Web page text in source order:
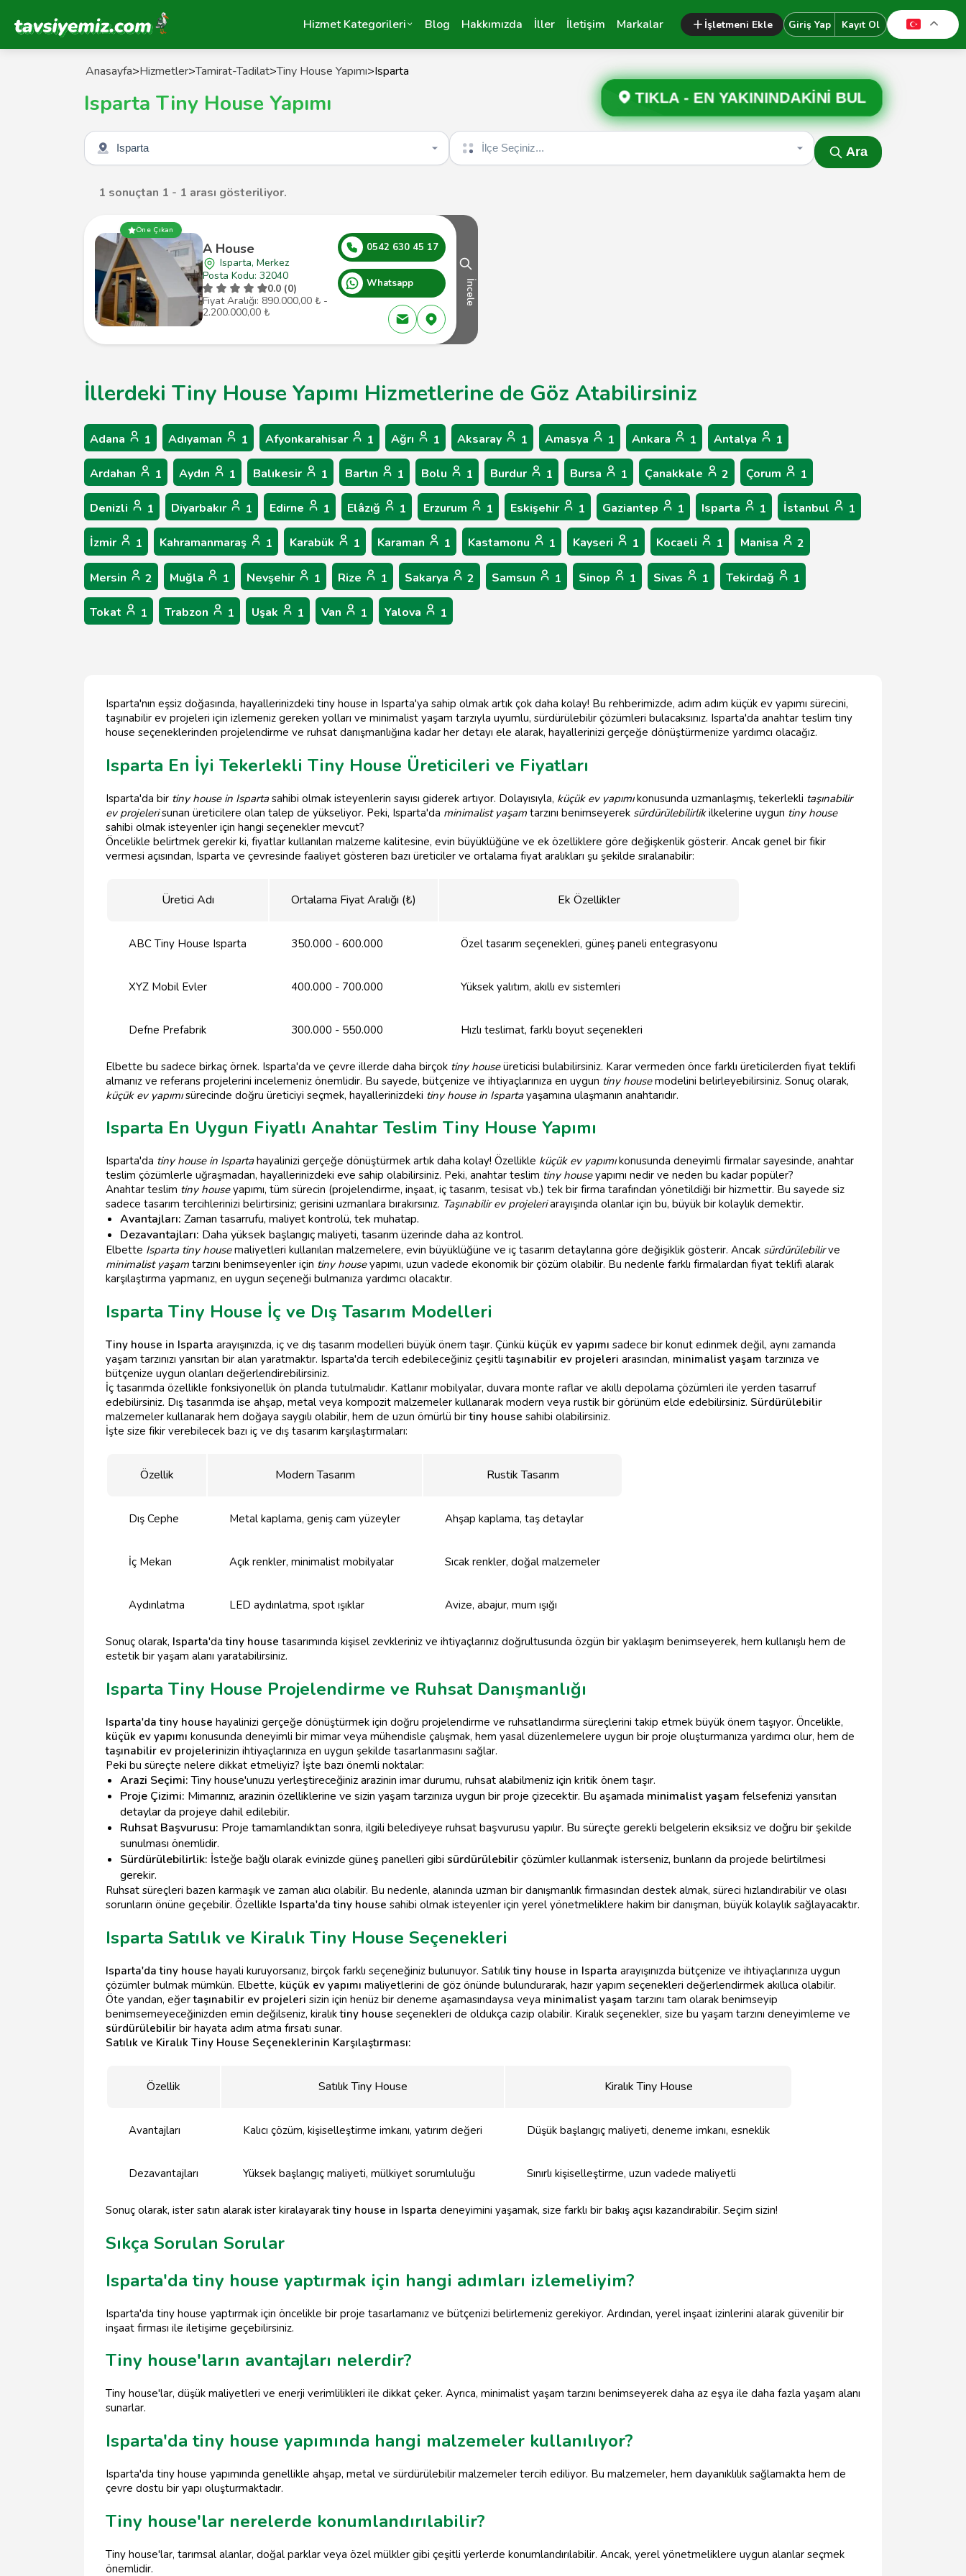
Tavsiyemiz Anasayfa Hizmet Kategorileri Blog Hakkımızda İller İletişim Markalar İşletmeni Ekle Giriş Yap Kayıt Ol
Anasayfa>Hizmetler>Tamirat-Tadilat>Tiny House Yapımı>Isparta
Isparta Tiny House Yapımı TIKLA - EN YAKININDAKİNİ BUL
Şehir seçin İlçe seçin
Ara
1 sonuçtan 1 - 1 arası gösteriliyor.
Öne Çıkan
A House
Isparta, Merkez
Posta Kodu: 32040
0.0 (0)
Fiyat Aralığı: 890.000,00 ₺ -
2.200.000,00 ₺
0542 630 45 17
Whatsapp İncele
İllerdeki Tiny House Yapımı Hizmetlerine de Göz Atabilirsiniz
Adana 1 Adıyaman 1 Afyonkarahisar 1 Ağrı 1 Aksaray 1 Amasya 1 Ankara 1 Antalya 1
Ardahan 1 Aydın 1 Balıkesir 1 Bartın 1 Bolu 1 Burdur 1 Bursa 1 Çanakkale 2 Çorum 1
Denizli 1 Diyarbakır 1 Edirne 1 Elâzığ 1 Erzurum 1 Eskişehir 1 Gaziantep 1 Isparta 1 İstanbul 1
İzmir 1 Kahramanmaraş 1 Karabük 1 Karaman 1 Kastamonu 1 Kayseri 1 Kocaeli 1 Manisa 2
Mersin 2 Muğla 1 Nevşehir 1 Rize 1 Sakarya 2 Samsun 1 Sinop 1 Sivas 1 Tekirdağ 1
Tokat 1 Trabzon 1 Uşak 1 Van 1 Yalova 1
Isparta'nın eşsiz doğasında, hayallerinizdeki tiny house in Isparta'ya sahip olmak artık çok daha kolay! Bu rehberimizde, adım adım küçük ev yapımı sürecini,
taşınabilir ev projeleri için izlemeniz gereken yolları ve minimalist yaşam tarzıyla uyumlu, sürdürülebilir çözümleri bulacaksınız. Isparta'da anahtar teslim tiny
house seçeneklerinden projelendirme ve ruhsat danışmanlığına kadar her detayı ele alarak, hayallerinizi gerçeğe dönüştürmenize yardımcı olacağız.
Isparta En İyi Tekerlekli Tiny House Üreticileri ve Fiyatları
Isparta'da bir tiny house in Ispartasahibi olmak isteyenlerin sayısı giderek artıyor. Dolayısıyla, küçük ev yapımıkonusunda uzmanlaşmış, tekerlekli taşınabilir
ev projelerisunan üreticilere olan talep de yükseliyor. Peki, Isparta'da minimalist yaşam tarzını benimseyerek sürdürülebilirlikilkelerine uygun tiny house
sahibi olmak isteyenler için hangi seçenekler mevcut?
Öncelikle belirtmek gerekir ki, fiyatlar kullanılan malzeme kalitesine, evin büyüklüğüne ve ek özelliklere göre değişkenlik gösterir. Ancak genel bir fikir
vermesi açısından, Isparta ve çevresinde faaliyet gösteren bazı üreticiler ve ortalama fiyat aralıkları şu şekilde sıralanabilir:
Üretici Adı Ortalama Fiyat Aralığı (₺) Ek Özellikler
ABC Tiny House Isparta 350.000 - 600.000 Özel tasarım seçenekleri, güneş paneli entegrasyonu
XYZ Mobil Evler 400.000 - 700.000 Yüksek yalıtım, akıllı ev sistemleri
Defne Prefabrik 300.000 - 550.000 Hızlı teslimat, farklı boyut seçenekleri
Elbette bu sadece birkaç örnek. Isparta'da ve çevre illerde daha birçok tiny houseüreticisi bulabilirsiniz. Karar vermeden önce farklı üreticilerden fiyat teklifi
almanız ve referans projelerini incelemeniz önemlidir. Bu sayede, bütçenize ve ihtiyaçlarınıza en uygun tiny housemodelini belirleyebilirsiniz. Sonuç olarak,
küçük ev yapımısürecinde doğru üreticiyi seçmek, hayallerinizdeki tiny house in Ispartayaşamına ulaşmanın anahtarıdır.
Isparta En Uygun Fiyatlı Anahtar Teslim Tiny House Yapımı
Isparta'da tiny house in Ispartahayalinizi gerçeğe dönüştürmek artık daha kolay! Özellikle küçük ev yapımıkonusunda deneyimli firmalar sayesinde, anahtar
teslim çözümlerle uğraşmadan, hayallerinizdeki eve sahip olabilirsiniz. Peki, anahtar teslim tiny houseyapımı nedir ve neden bu kadar popüler?
Anahtar teslim tiny houseyapımı, tüm sürecin (projelendirme, inşaat, iç tasarım, tesisat vb.) tek bir firma tarafından yönetildiği bir hizmettir. Bu sayede siz
sadece tasarım tercihlerinizi belirtirsiniz; gerisini uzmanlara bırakırsınız. Taşınabilir ev projeleriarayışında olanlar için bu, büyük bir kolaylık demektir.
Avantajları: Zaman tasarrufu, maliyet kontrolü, tek muhatap.
Dezavantajları: Daha yüksek başlangıç maliyeti, tasarım üzerinde daha az kontrol.
Elbette Isparta tiny housemaliyetleri kullanılan malzemelere, evin büyüklüğüne ve iç tasarım detaylarına göre değişiklik gösterir. Ancak sürdürülebilirve
minimalist yaşam tarzını benimseyenler için tiny houseyapımı, uzun vadede ekonomik bir çözüm olabilir. Bu nedenle farklı firmalardan fiyat teklifi alarak
karşılaştırma yapmanız, en uygun seçeneği bulmanıza yardımcı olacaktır.
Isparta Tiny House İç ve Dış Tasarım Modelleri
Tiny house in Isparta arayışınızda, iç ve dış tasarım modelleri büyük önem taşır. Çünkü küçük ev yapımı sadece bir konut edinmek değil, aynı zamanda
yaşam tarzınızı yansıtan bir alan yaratmaktır. Isparta'da tercih edebileceğiniz çeşitlitaşınabilir ev projeleri arasından, minimalist yaşam tarzınıza ve
bütçenize uygun olanları değerlendirebilirsiniz.
İç tasarımda özellikle fonksiyonellik ön planda tutulmalıdır. Katlanır mobilyalar, duvara monte raflar ve akıllı depolama çözümleri ile yerden tasarruf
edebilirsiniz. Dış tasarımda ise ahşap, metal veya kompozit malzemeler kullanarak modern veya rustik bir görünüm elde edebilirsiniz. Sürdürülebilir
malzemeler kullanarak hem doğaya saygılı olabilir, hem de uzun ömürlü birtiny house sahibi olabilirsiniz.
İşte size fikir verebilecek bazı iç ve dış tasarım karşılaştırmaları:
Özellik Modern Tasarım Rustik Tasarım
Dış Cephe Metal kaplama, geniş cam yüzeyler Ahşap kaplama, taş detaylar
İç Mekan Açık renkler, minimalist mobilyalar Sıcak renkler, doğal malzemeler
Aydınlatma LED aydınlatma, spot ışıklar Avize, abajur, mum ışığı
Sonuç olarak, Isparta'datiny house tasarımında kişisel zevkleriniz ve ihtiyaçlarınız doğrultusunda özgün bir yaklaşım benimseyerek, hem kullanışlı hem de
estetik bir yaşam alanı yaratabilirsiniz.
Isparta Tiny House Projelendirme ve Ruhsat Danışmanlığı
Isparta'da tiny house hayalinizi gerçeğe dönüştürmek için doğru projelendirme ve ruhsatlandırma süreçlerini takip etmek büyük önem taşıyor. Öncelikle,
küçük ev yapımı konusunda deneyimli bir mimar veya mühendisle çalışmak, hem yasal düzenlemelere uygun bir proje oluşturmanıza yardımcı olur, hem de
taşınabilir ev projelerinizin ihtiyaçlarınıza en uygun şekilde tasarlanmasını sağlar.
Peki bu süreçte nelere dikkat etmeliyiz? İşte bazı önemli noktalar:
Arazi Seçimi:Tiny house'unuzu yerleştireceğiniz arazinin imar durumu, ruhsat alabilmeniz için kritik önem taşır.
Proje Çizimi: Mimarınız, arazinin özelliklerine ve sizin yaşam tarzınıza uygun bir proje çizecektir. Bu aşamada minimalist yaşam felsefenizi yansıtan
detaylar da projeye dahil edilebilir.
Ruhsat Başvurusu: Proje tamamlandıktan sonra, ilgili belediyeye ruhsat başvurusu yapılır. Bu süreçte gerekli belgelerin eksiksiz ve doğru bir şekilde
sunulması önemlidir.
Sürdürülebilirlik: İsteğe bağlı olarak evinizde güneş panelleri gibi sürdürülebilirçözümler kullanmak isterseniz, bunların da projede belirtilmesi
gerekir.
Ruhsat süreçleri bazen karmaşık ve zaman alıcı olabilir. Bu nedenle, alanında uzman bir danışmanlık firmasından destek almak, süreci hızlandırabilir ve olası
sorunların önüne geçebilir. Özellikle Isparta'da tiny house sahibi olmak isteyenler için yerel yönetmeliklere hakim bir danışman, büyük kolaylık sağlayacaktır.
Isparta Satılık ve Kiralık Tiny House Seçenekleri
Isparta'da tiny house hayali kuruyorsanız, birçok farklı seçeneğiniz bulunuyor. Satılıktiny house in Isparta arayışınızda bütçenize ve ihtiyaçlarınıza uygun
çözümler bulmak mümkün. Elbette, küçük ev yapımı maliyetlerini de göz önünde bulundurarak, hazır yapım seçenekleri değerlendirmek akıllıca olabilir.
Öte yandan, eğertaşınabilir ev projeleri sizin için henüz bir deneme aşamasındaysa veya minimalist yaşam tarzını tam olarak benimseyip
benimsemeyeceğinizden emin değilseniz, kiralıktiny house seçenekleri de oldukça cazip olabilir. Kiralık seçenekler, size bu yaşam tarzını deneyimleme ve
sürdürülebilir bir hayata adım atma fırsatı sunar.
Satılık ve Kiralık Tiny House Seçeneklerinin Karşılaştırması:
Özellik Satılık Tiny House Kiralık Tiny House
Avantajları Kalıcı çözüm, kişiselleştirme imkanı, yatırım değeri Düşük başlangıç maliyeti, deneme imkanı, esneklik
Dezavantajları Yüksek başlangıç maliyeti, mülkiyet sorumluluğu Sınırlı kişiselleştirme, uzun vadede maliyetli
Sonuç olarak, ister satın alarak ister kiralayaraktiny house in Isparta deneyimini yaşamak, size farklı bir bakış açısı kazandırabilir. Seçim sizin!
Sıkça Sorulan Sorular
Isparta'da tiny house yaptırmak için hangi adımları izlemeliyim?
Isparta'da tiny house yaptırmak için öncelikle bir proje tasarlamanız ve bütçenizi belirlemeniz gerekiyor. Ardından, yerel inşaat izinlerini alarak güvenilir bir
inşaat firması ile iletişime geçebilirsiniz.
Tiny house'ların avantajları nelerdir?
Tiny house'lar, düşük maliyetleri ve enerji verimlilikleri ile dikkat çeker. Ayrıca, minimalist yaşam tarzını benimseyerek daha az eşya ile daha fazla yaşam alanı
sunarlar.
Isparta'da tiny house yapımında hangi malzemeler kullanılıyor?
Isparta'da tiny house yapımında genellikle ahşap, metal ve sürdürülebilir malzemeler tercih ediliyor. Bu malzemeler, hem dayanıklılık sağlamakta hem de
çevre dostu bir yapı oluşturmaktadır.
Tiny house'lar nerelerde konumlandırılabilir?
Tiny house'lar, tarımsal alanlar, doğal parklar veya özel mülkler gibi çeşitli yerlerde konumlandırılabilir. Ancak, yerel yönetmeliklere uygun alanlar seçmek
önemlidir.